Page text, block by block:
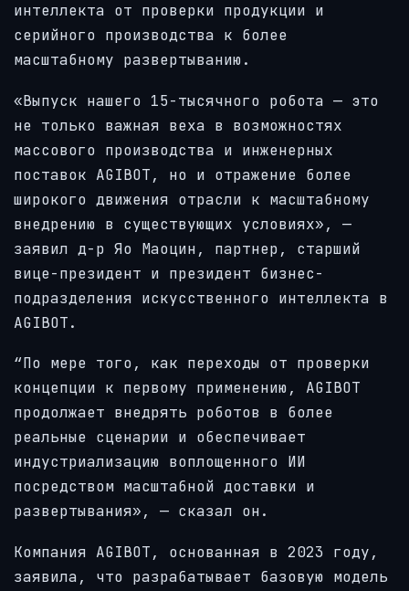
интеллекта от проверки продукции и
серийного производства к более
масштабному развертыванию.
«Выпуск нашего 15-тысячного робота — это
не только важная веха в возможностях
массового производства и инженерных
поставок AGIBOT, но и отражение более
широкого движения отрасли к масштабному
внедрению в существующих условиях», —
заявил д-р Яо Маоцин, партнер, старший
вице-президент и президент бизнес-
подразделения искусственного интеллекта в
AGIBOT.
“По мере того, как переходы от проверки
концепции к первому применению, AGIBOT
продолжает внедрять роботов в более
реальные сценарии и обеспечивает
индустриализацию воплощенного ИИ
посредством масштабной доставки и
развертывания», — сказал он.
Компания AGIBOT, основанная в 2023 году,
заявила, что разрабатывает базовую модель